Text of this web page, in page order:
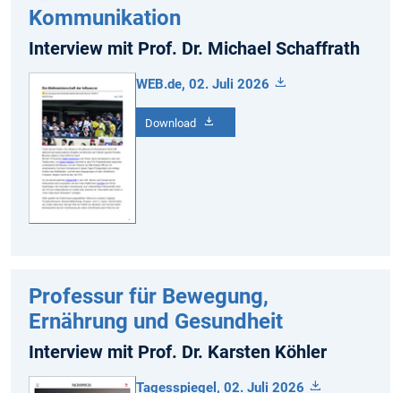
Kommunikation
Interview mit Prof. Dr. Michael Schaffrath
WEB.de, 02. Juli 2026
Download
Professur für Bewegung,
Ernährung und Gesundheit
Interview mit Prof. Dr. Karsten Köhler
Tagesspiegel, 02. Juli 2026